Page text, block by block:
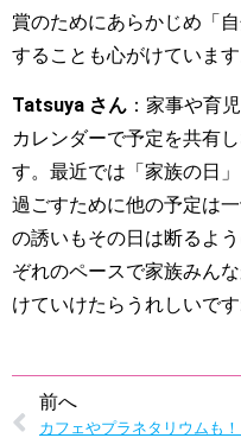
賞のためにあらかじめ「
することも心がけています
Tatsuya さん ：家事や育
カレンダーで予定を共有
す。最近では「家族の日
過ごすために他の予定は
の誘いもその日は断るよ
ぞれのペースで家族みん
けていけたらうれしいです
前へ